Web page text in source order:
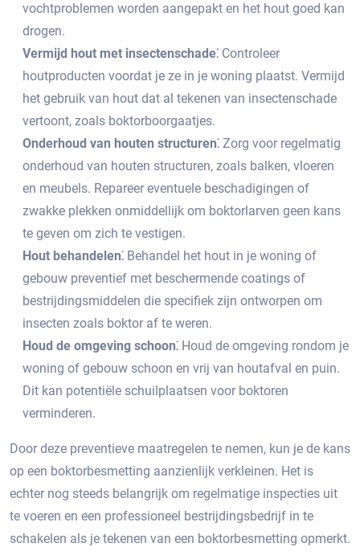
vochtproblemen worden aangepakt en het hout goed kan
drogen.​
Vermijd hout met insectenschade⁚ Controleer
houtproducten voordat je ze in je woning plaatst.​ Vermijd
het gebruik van hout dat al tekenen van insectenschade
vertoont, zoals boktorboorgaatjes.​
Onderhoud van houten structuren⁚ Zorg voor regelmatig
onderhoud van houten structuren, zoals balken, vloeren
en meubels.​ Repareer eventuele beschadigingen of
zwakke plekken onmiddellijk om boktorlarven geen kans
te geven om zich te vestigen.
Hout behandelen⁚ Behandel het hout in je woning of
gebouw preventief met beschermende coatings of
bestrijdingsmiddelen die specifiek zijn ontworpen om
insecten zoals boktor af te weren.​
Houd de omgeving schoon⁚ Houd de omgeving rondom je
woning of gebouw schoon en vrij van houtafval en puin.​
Dit kan potentiële schuilplaatsen voor boktoren
verminderen.​
Door deze preventieve maatregelen te nemen, kun je de kans
op een boktorbesmetting aanzienlijk verkleinen.​ Het is
echter nog steeds belangrijk om regelmatige inspecties uit
te voeren en een professioneel bestrijdingsbedrijf in te
schakelen als je tekenen van een boktorbesmetting opmerkt.​